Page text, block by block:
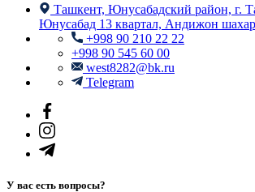
Ташкент, Юнусабадский район, г.
Юнусабад 13 квартал, Андижон
+998 90 210 22 22
+998 90 545 60 00
west8282@bk.ru
Telegram
У вас есть вопросы?